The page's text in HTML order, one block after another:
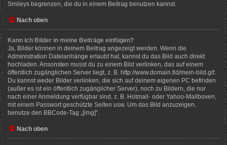
Smileys begrenzen, die du in einem Beitrag benutzen kannst.
Nach oben
Kann ich Bilder in meine Beiträge einfügen?
Ja, Bilder können in deinem Beitrag angezeigt werden. Wenn die
Administration Dateianhänge erlaubt hat, kannst du das Bild auch direkt
hochladen. Ansonsten musst du zu einem Bild verlinken, das auf einem
öffentlich zugänglichen Server liegt, z. B. http://www.domain.tld/mein-bild.gif.
Du kannst weder Bilder verlinken, die sich auf deinem eigenen PC befinden
(außer es ist ein öffentlich zugänglicher Server), noch zu Bildern, die nur
nach einer Anmeldung verfügbar sind, z. B. Hotmail- oder Yahoo-Mailboxen,
mit einem Passwort geschützte Seiten usw. Um das Bild anzuzeigen,
benutze den BBCode-Tag „[img]“.
Nach oben